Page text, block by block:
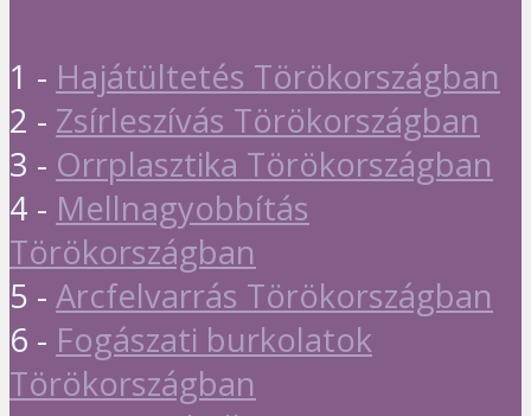
1 - Hajátültetés Törökországban
2 - Zsírleszívás Törökországban
3 - Orrplasztika Törökországban
4 - Mellnagyobbítás
Törökországban
5 - Arcfelvarrás Törökországban
6 - Fogászati burkolatok
Törökországban